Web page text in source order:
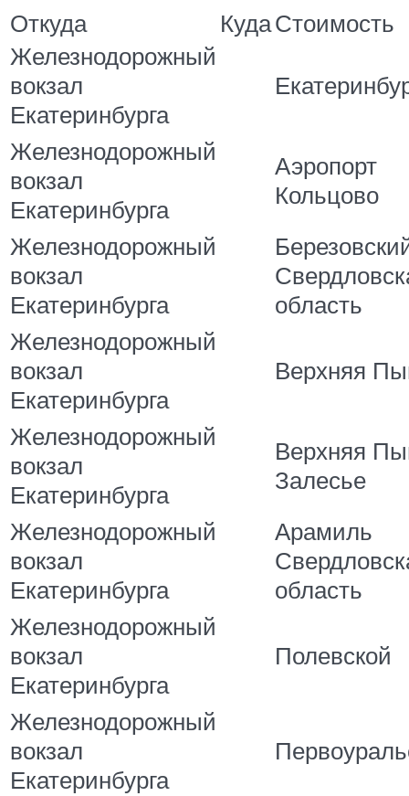
Откуда
КудаСтоимость
Железнодорожный
вокзал
Екатеринбурга
Железнодорожный
вокзал
Екатеринбурга
Аэропорт
Кольцово
Железнодорожный
вокзал
Екатеринбурга
область
Железнодорожный
вокзал
Екатеринбурга
Верхняя
Железнодорожный
вокзал
Екатеринбурга
Верхняя
Залесье
Железнодорожный
вокзал
Екатеринбурга
Арамиль
область
Железнодорожный
вокзал
Екатеринбурга
Полевской
Железнодорожный
вокзал
Екатеринбурга